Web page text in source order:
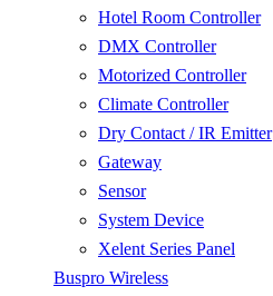
Hotel Room Controller
DMX Controller
Motorized Controller
Climate Controller
Dry Contact / IR Emitter
Gateway
Sensor
System Device
Xelent Series Panel
Buspro Wireless